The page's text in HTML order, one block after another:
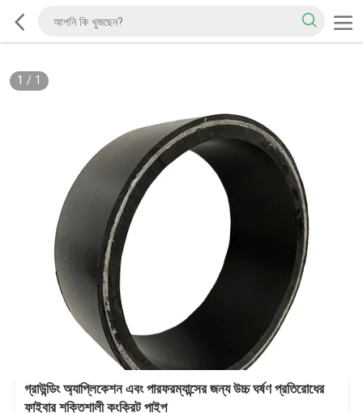
1 / 1
গ্রাউন্ডিং অ্যাপ্লিকেশন এবং পারফরম্যান্সের জন্য উচ্চ ঘর্ষণ প্রতিরোধের
ফাইবার শক্তিশালী কংক্রিট পাইপ